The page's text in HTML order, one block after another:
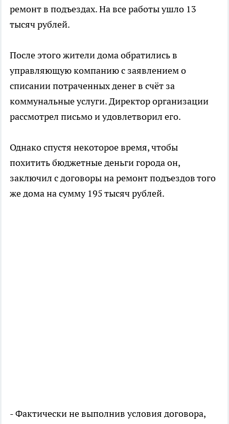
ремонт в подъездах. На все работы ушло 13
тысяч рублей.
После этого жители дома обратились в
управляющую компанию с заявлением о
списании потраченных денег в счёт за
коммунальные услуги. Директор организации
рассмотрел письмо и удовлетворил его.
Однако спустя некоторое время, чтобы
похитить бюджетные деньги города он,
заключил с договоры на ремонт подъездов того
же дома на сумму 195 тысяч рублей.
- Фактически не выполнив условия договора,